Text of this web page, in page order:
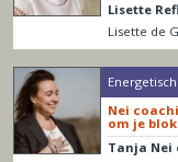
Lisette
Lisette de
Nei
om je
Tanja Nei